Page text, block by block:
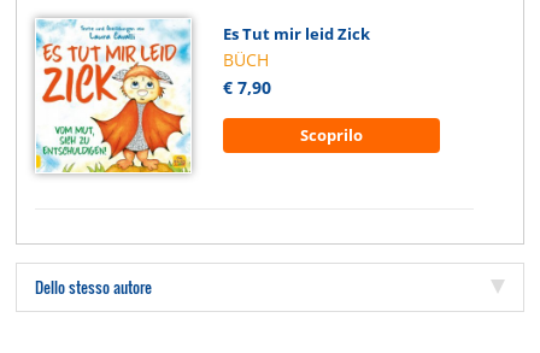
Es Tut mir leid Zick
BÜCH
€ 7,90
Scoprilo
Dello stesso autore